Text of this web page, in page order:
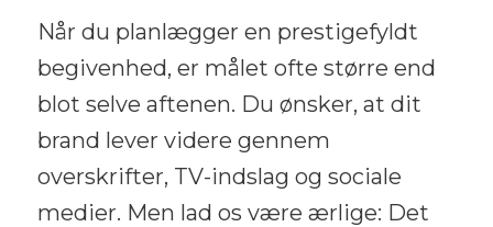
Når du planlægger en prestigefyldt
begivenhed, er målet ofte større end
blot selve aftenen. Du ønsker, at dit
brand lever videre gennem
overskrifter, TV-indslag og sociale
medier. Men lad os være ærlige: Det